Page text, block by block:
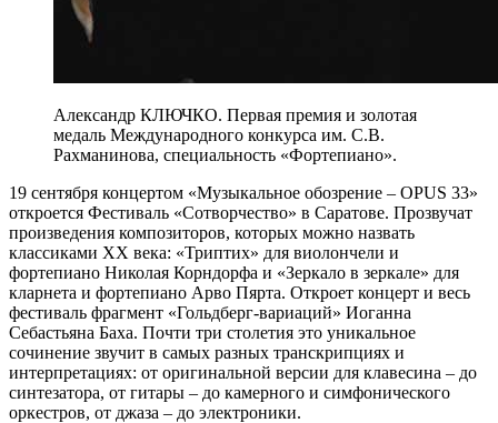
Александр КЛЮЧКО. Первая премия и золотая
медаль Международного конкурса им. С.В.
Рахманинова, специальность «Фортепиано».
19 сентября концертом «Музыкальное обозрение – OPUS 33»
откроется Фестиваль «Сотворчество» в Саратове. Прозвучат
произведения композиторов, которых можно назвать
классиками ХХ века: «Триптих» для виолончели и
фортепиано Николая Корндорфа и «Зеркало в зеркале» для
кларнета и фортепиано Арво Пярта. Откроет концерт и весь
фестиваль фрагмент «Гольдберг-вариаций» Иоганна
Себастьяна Баха. Почти три столетия это уникальное
сочинение звучит в самых разных транскрипциях и
интерпретациях: от оригинальной версии для клавесина – до
синтезатора, от гитары – до камерного и симфонического
оркестров, от джаза – до электроники.